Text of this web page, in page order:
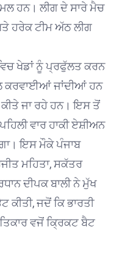
ਹਨ। ਲੀਗ ਦੇ ਸਾਰੇ ਮੈਚ
ਹਰੇਕ ਟੀਮ ਅੱਠ ਲੀਗ
ਖੇਡਾਂ ਨੂੰ ਪ੍ਰਫੁੱਲਤ ਕਰਨ
ਕਰਵਾਈਆਂ ਜਾਂਦੀਆਂ ਹਨ
ਜਾ ਰਹੇ ਹਨ। ਇਸ ਤੋਂ
ਵਾਰ ਹਾਕੀ ਏਸ਼ੀਅਨ
ਇਸ ਮੌਕੇ ਪੰਜਾਬ
ਮਹਿਤਾ, ਸਕੱਤਰ
ਦੀਪਕ ਬਾਲੀ ਨੇ ਮੁੱਖ
ਕੀਤੀ, ਜਦੋਂ ਕਿ ਭਾਰਤੀ
ਵਜੋਂ ਕ੍ਰਿਕਟ ਬੈਟ